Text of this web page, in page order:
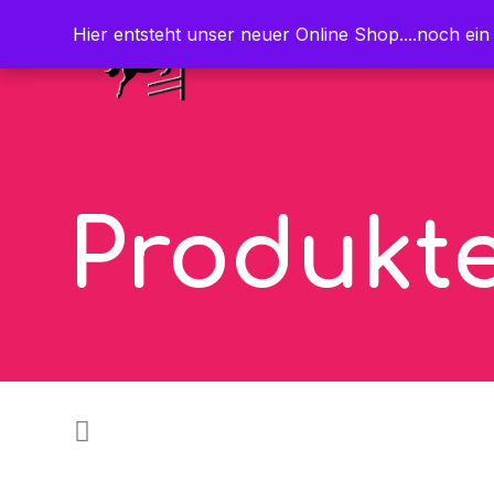
Hier entsteht unser neuer Online Shop....noch
Hier entsteht unser neuer Online Shop....noch